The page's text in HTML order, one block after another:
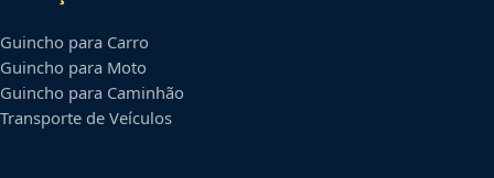
Guincho para Carro
Guincho para Moto
Guincho para Caminhão
Transporte de Veículos